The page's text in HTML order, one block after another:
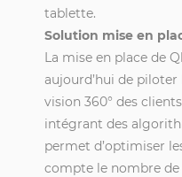
tablette.
Solution mise en
La mise en place de
aujourd’hui de
vision 360° des
intégrant des
permet d’optimiser
compte le nombre